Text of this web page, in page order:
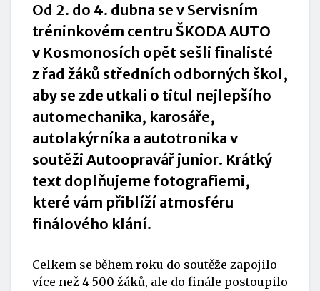
Od 2. do 4. dubna se v Servisním
tréninkovém centru ŠKODA AUTO
v Kosmonosích opět sešli finalisté
z řad žáků středních odborných škol,
aby se zde utkali o titul nejlepšího
automechanika, karosáře,
autolakýrníka a autotronika v
soutěži Autoopravář junior. Krátký
text doplňujeme fotografiemi,
které vám přiblíží atmosféru
finálového klání.
Celkem se během roku do soutěže zapojilo
více než 4 500 žáků, ale do finále postoupilo